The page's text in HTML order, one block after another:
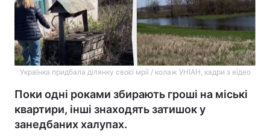
Українка придбала ділянку своєї мрії / колаж УНІАН, кадри з відео
Поки одні роками збирають гроші на міські
квартири, інші знаходять затишок у
занедбаних халупах.